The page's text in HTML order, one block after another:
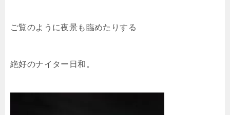
ご覧のように夜景も臨めたりする
絶好のナイター日和。